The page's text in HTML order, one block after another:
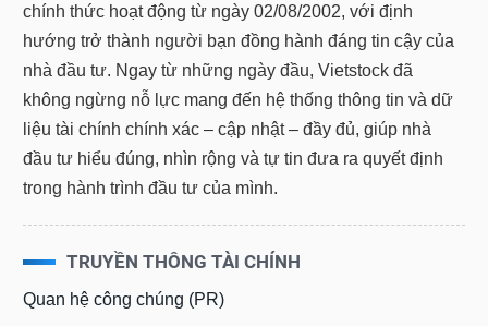
chính thức hoạt động từ ngày 02/08/2002, với định
hướng trở thành người bạn đồng hành đáng tin cậy của
nhà đầu tư. Ngay từ những ngày đầu, Vietstock đã
không ngừng nỗ lực mang đến hệ thống thông tin và dữ
liệu tài chính chính xác – cập nhật – đầy đủ, giúp nhà
đầu tư hiểu đúng, nhìn rộng và tự tin đưa ra quyết định
trong hành trình đầu tư của mình.
TRUYỀN THÔNG TÀI CHÍNH
Quan hệ công chúng (PR)